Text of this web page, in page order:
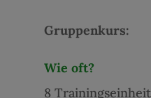
Gruppenkurs:
Wie oft?
8